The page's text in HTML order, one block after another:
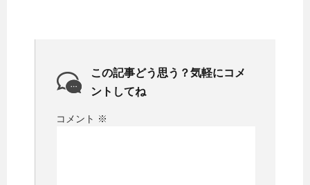
この記事どう思う？気軽にコメ
ントしてね
コメント ※